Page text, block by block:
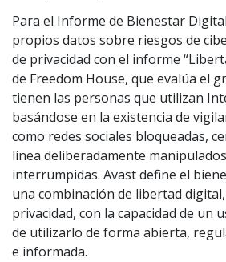
Para el Informe de Bienestar
propios datos sobre riesgos de
de privacidad con el informe
de Freedom House, que evalúa el
tienen las personas que utilizan
basándose en la existencia de
como redes sociales bloqueadas,
línea deliberadamente
interrumpidas. Avast define el
una combinación de libertad
privacidad, con la capacidad de un
de utilizarlo de forma abierta,
e informada.